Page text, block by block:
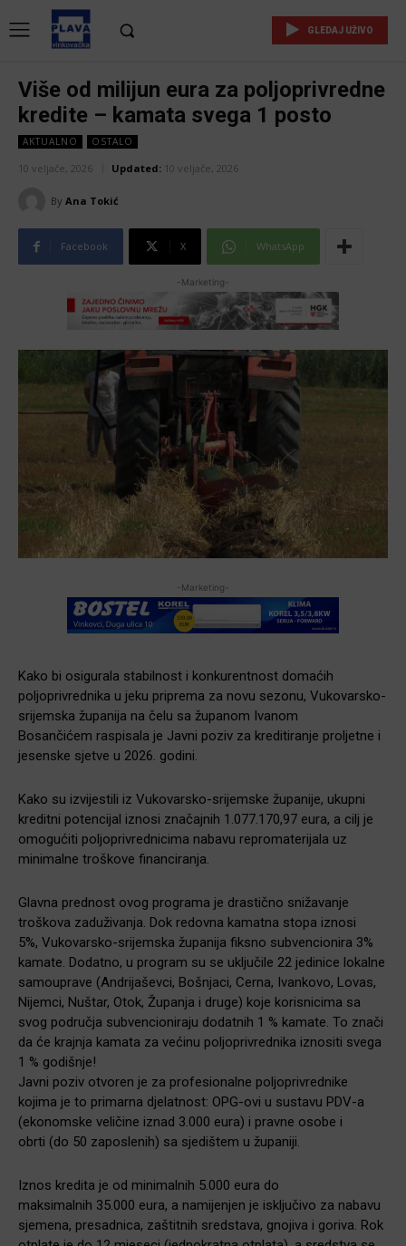
GLEDAJ UŽIVO
Više od milijun eura za poljoprivredne
kredite – kamata svega 1 posto
AKTUALNO OSTALO
10 veljače, 2026 Updated: 10 veljače, 2026
By Ana Tokić
Facebook X WhatsApp
-Marketing-
-Marketing-
Kako bi osigurala stabilnost i konkurentnost domaćih
poljoprivrednika u jeku priprema za novu sezonu, Vukovarsko-
srijemska županija na čelu sa županom Ivanom
Bosančićem raspisala je Javni poziv za kreditiranje proljetne i
jesenske sjetve u 2026. godini.
Kako su izvijestili iz Vukovarsko-srijemske županije, ukupni
kreditni potencijal iznosi značajnih 1.077.170,97 eura, a cilj je
omogućiti poljoprivrednicima nabavu repromaterijala uz
minimalne troškove financiranja.
Glavna prednost ovog programa je drastično snižavanje
troškova zaduživanja. Dok redovna kamatna stopa iznosi
5%, Vukovarsko-srijemska županija fiksno subvencionira 3%
kamate. Dodatno, u program su se uključile 22 jedinice lokalne
samouprave (Andrijaševci, Bošnjaci, Cerna, Ivankovo, Lovas,
Nijemci, Nuštar, Otok, Županja i druge) koje korisnicima sa
svog područja subvencioniraju dodatnih 1 % kamate. To znači
da će krajnja kamata za većinu poljoprivrednika iznositi svega
1 % godišnje!
Javni poziv otvoren je za profesionalne poljoprivrednike
kojima je to primarna djelatnost: OPG-ovi u sustavu PDV-a
(ekonomske veličine iznad 3.000 eura) i pravne osobe i
obrti (do 50 zaposlenih) sa sjedištem u županiji.
Iznos kredita je od minimalnih 5.000 eura do
maksimalnih 35.000 eura, a namijenjen je isključivo za nabavu
sjemena, presadnica, zaštitnih sredstava, gnojiva i goriva. Rok